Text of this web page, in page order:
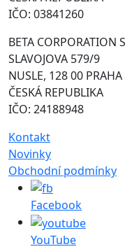
IČO: 03841260
BETA CORPORATION
SLAVOJOVA 579/9
NUSLE, 128 00
ČESKÁ REPUBLIKA
IČO: 24188948
Kontakt
Novinky
Obchodní podmínky
Facebook
YouTube